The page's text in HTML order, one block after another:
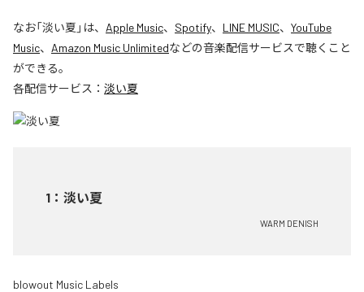
なお「淡い夏 」は、 Apple Music、 Spotify、 LINE MUSIC、 YouTube
Music、 Amazon Music Unlimitedなどの音楽配信サービスで聴くこと
ができる。
各配信サービス： 淡い夏
1 ： 淡い夏
WARM DENISH
blowout Music Labels